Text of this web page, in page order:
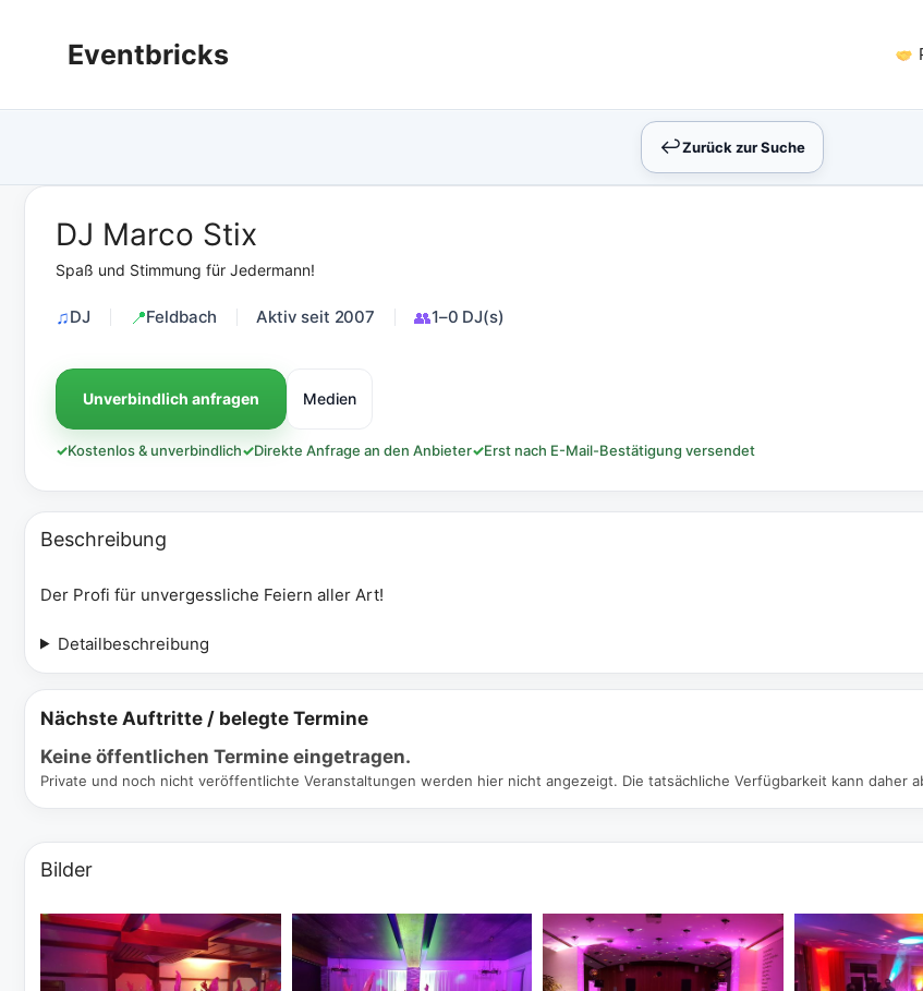
springenEventbricks
↩︎Zurück zur Suche
DJ Marco Stix
Spaß und Stimmung für Jedermann!
DJ Feldbach Aktiv seit 2007 1–0 DJ(s)
Unverbindlich anfragen Medien
✓Kostenlos & unverbindlich✓Direkte Anfrage an den Anbieter✓Erst nach E-Mail-Bestätigung versendet
Beschreibung
Der Profi für unvergessliche Feiern aller Art!
Detailbeschreibung
Nächste Auftritte / belegte Termine
Keine öffentlichen Termine eingetragen.
Private und noch nicht veröffentlichte Veranstaltungen werden hier nicht angezeigt. Die tatsächliche Verfügbarkeit kann daher
Bilder